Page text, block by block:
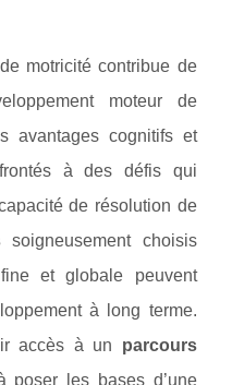
motricité contribue de
moteur de
avantages cognitifs et
à des défis qui
de résolution de
soigneusement choisis
et globale peuvent
à long terme.
accès à un parcours
poser les bases d’une